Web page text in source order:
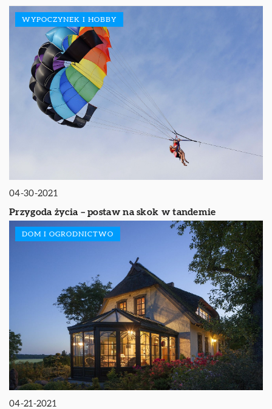
WYPOCZYNEK I HOBBY
04-30-2021
Przygoda życia – postaw na skok w tandemie
DOM I OGRODNICTWO
04-21-2021